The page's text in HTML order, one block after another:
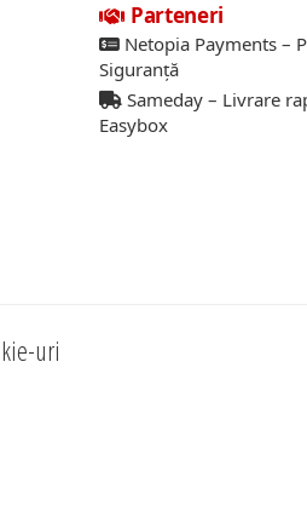
Parteneri
Netopia Payments –
Siguranță
Sameday – Livrare
Easybox
uri